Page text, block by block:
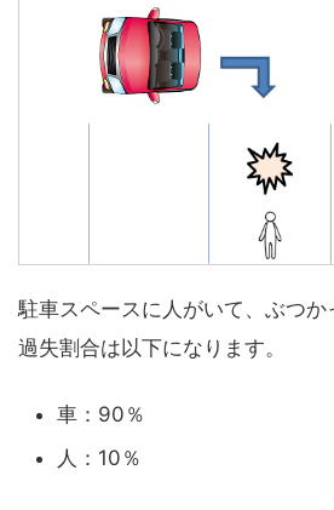
駐車スペースに人がいて、ぶつ
過失割合は以下になります。
車：90％
人：10％